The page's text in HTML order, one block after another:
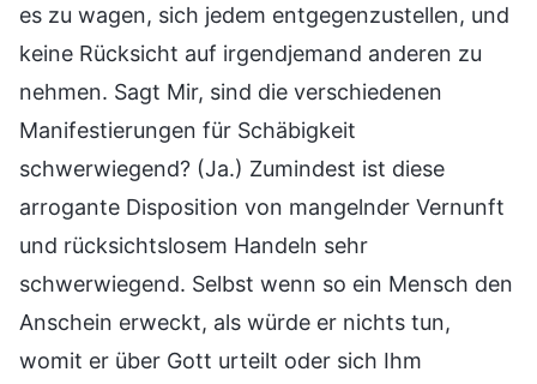
es zu wagen, sich jedem entgegenzustellen, und
keine Rücksicht auf irgendjemand anderen zu
nehmen. Sagt Mir, sind die verschiedenen
Manifestierungen für Schäbigkeit
schwerwiegend? (Ja.) Zumindest ist diese
arrogante Disposition von mangelnder Vernunft
und rücksichtslosem Handeln sehr
schwerwiegend. Selbst wenn so ein Mensch den
Anschein erweckt, als würde er nichts tun,
womit er über Gott urteilt oder sich Ihm